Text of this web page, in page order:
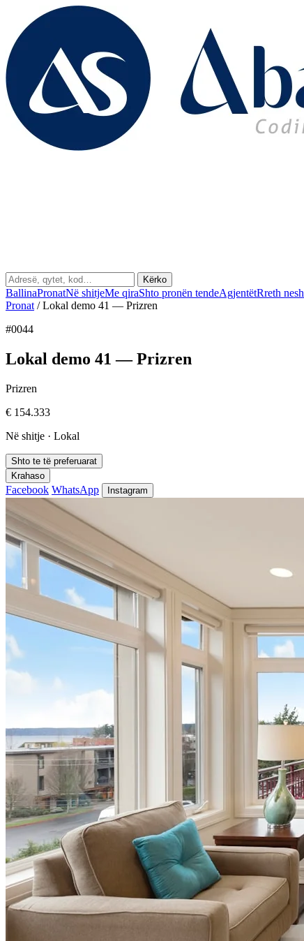
Kërko
BallinaPronatNë shitjeMe qiraShto pronën tendeAgjentëtRreth nesh
Pronat / Lokal demo 41 — Prizren
#0044
Lokal demo 41 — Prizren
Prizren
€ 154.333
Në shitje · Lokal
Shto te të preferuarat
Krahaso
Facebook WhatsApp Instagram